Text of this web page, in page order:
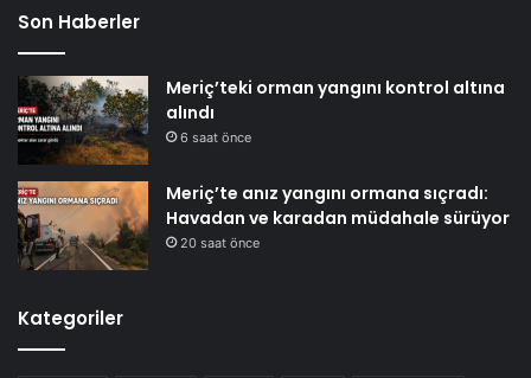
Son Haberler
Meriç’teki orman yangını kontrol altına
alındı
6 saat önce
Meriç’te anız yangını ormana sıçradı:
Havadan ve karadan müdahale sürüyor
20 saat önce
Kategoriler